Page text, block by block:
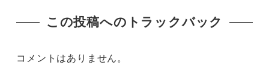
この投稿へのトラックバック
コメントはありません。